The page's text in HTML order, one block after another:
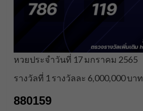
หวยประจําวันที่ 17 มกราคม 2565
รางวัลที่ 1 รางวัลละ 6,000,000 บาท
880159